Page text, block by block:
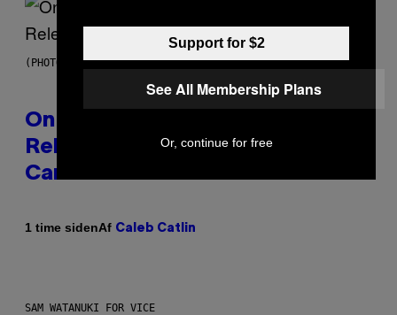
(PHOTO BY GARY GERSHOFF/WIREIMAGE)
On This Day 13 Years Ago, Drake
Released the Best Song of His
Career
1 time sidenAf Caleb Catlin
SAM WATANUKI FOR VICE
Support for $2
See All Membership Plans
Or, continue for free